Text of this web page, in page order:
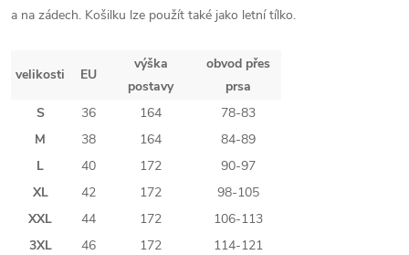
a na zádech. Košilku lze použít také jako letní tílko.
velikosti EU
výška
postavy
obvod přes
prsa
S
36 164
78-83
M
38 164
84-89
L
40 172
90-97
XL
42 172
98-105
XXL
44 172
106-113
3XL
46 172
114-121